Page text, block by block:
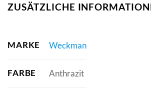
ZUSÄTZLICHE
MARKE Weckman
FARBE Anthrazit